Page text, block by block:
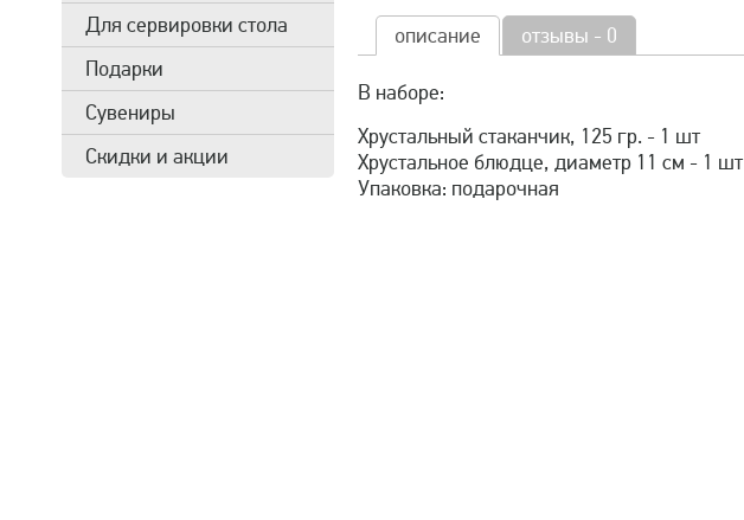
Для сервировки стола
Подарки
Сувениры
Скидки и акции
описание отзывы - 0
В наборе:
Хрустальный стаканчик, 125 гр. - 1 шт
Хрустальное блюдце, диаметр 11 см - 1 шт
Упаковка: подарочная